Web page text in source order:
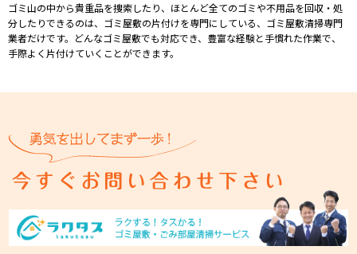
ゴミ⼭の中から貴重品を捜索したり、ほとんど全てのゴミや不⽤品を回収・処
分したりできるのは、ゴミ屋敷の⽚付けを専⾨にしている、ゴミ屋敷清掃専⾨
業者だけです。どんなゴミ屋敷でも対応でき、豊富な経験と⼿慣れた作業で、
⼿際よく⽚付けていくことができます。